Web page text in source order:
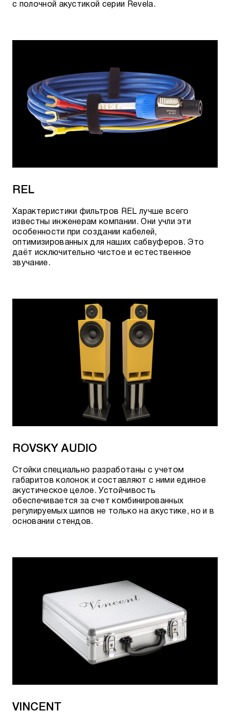
с полочной акустикой серии Revela.
REL
Характеристики фильтров REL лучше всего
известны инженерам компании. Они учли эти
особенности при создании кабелей,
оптимизированных для наших сабвуферов. Это
даёт исключительно чистое и естественное
звучание.
ROVSKY AUDIO
Стойки специально разработаны с учетом
габаритов колонок и составляют с ними единое
акустическое целое. Устойчивость
обеспечивается за счет комбинированных
регулируемых шипов не только на акустике, но и в
основании стендов.
VINCENT